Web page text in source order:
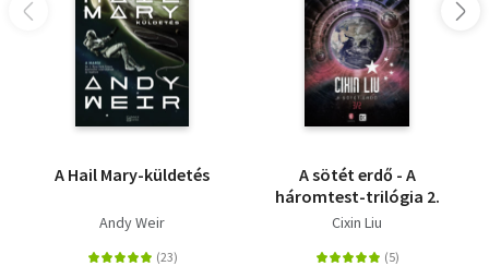
A Hail Mary-küldetés
Andy Weir
A sötét erdő - A
háromtest-trilógia 2.
Cixin Liu